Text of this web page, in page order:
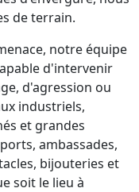
de terrain.
notre équipe
d'intervenir
d'agression ou
industriels,
et grandes
ambassades,
bijouteries et
soit le lieu à